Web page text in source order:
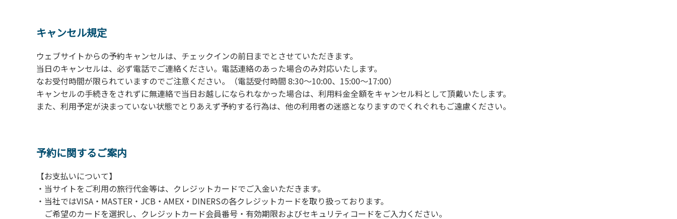
４、車両は、荷物の積み下ろし時以外は、駐車場にとめてください。
５、チェックアウトは、午前10時まで（日帰り使用の場合は午後5時まで）です。チェックインの手続きを行っていない方や使用人数が増えた場合は、必ず
手続きを行ってください。
６、ゴミは分別されたもののみ回収します。午前8時30分から午前10時までの間にゴミステーションに出してください。日帰り使用の方及び午前７時30分前
にチェックアウトする方は、お持ち帰りをお願いします。
【禁止事項】
カラオケ、発電機、地面での直火による焚き火、キャンプファイヤー、打ち上げ式花火、テントサウナの設置
当キャンプ場のそばを流れる歴舟川は、上流で雨が降ると短時間で増水し、川原で遊んでいると大変危険な状態になりやすく、過去にも増水により人が流
（１）川原にテントやタープを張らない。
（２）雨が降ったときは川原で遊ばない。
（３）カムイコタン公園キャンプ場で雨が降らなくても、上流で雨が降り急に増水することがあるので、水の濁りに注意し、濁り始めたときには直ちに川原
での遊びを中止する。
キャンセル規定
ウェブサイトからの予約キャンセルは、チェックインの前日までとさせていただきます。
当日のキャンセルは、必ず電話でご連絡ください。電話連絡のあった場合のみ対応いたします。
なお受付時間が限られていますのでご注意ください。（電話受付時間 8:30～10:00、15:00～17:00）
キャンセルの手続きをされずに無連絡で当日お越しになられなかった場合は、利用料金全額をキャンセル料として頂戴いたします。
また、利用予定が決まっていない状態でとりあえず予約する行為は、他の利用者の迷惑となりますのでくれぐれもご遠慮ください。
予約に関するご案内
【お支払いについて】
・当サイトをご利用の旅行代金等は、クレジットカードでご入金いただきます。
・当社ではVISA・MASTER・JCB・AMEX・DINERSの各クレジットカードを取り扱っております。
ご希望のカードを選択し、クレジットカード会員番号・有効期限およびセキュリティコードをご入力ください。